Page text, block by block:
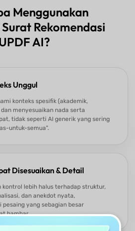
Menggunakan
Rekomendasi
AI?
Unggul
konteks spesifik (akademik,
menyesuaikan nada serta
tidak seperti AI generik yang sering
untuk-semua".
Disesuaikan & Detail
kontrol lebih halus terhadap struktur,
dan anekdot nyata,
pesaing yang sebagian besar
hambar.